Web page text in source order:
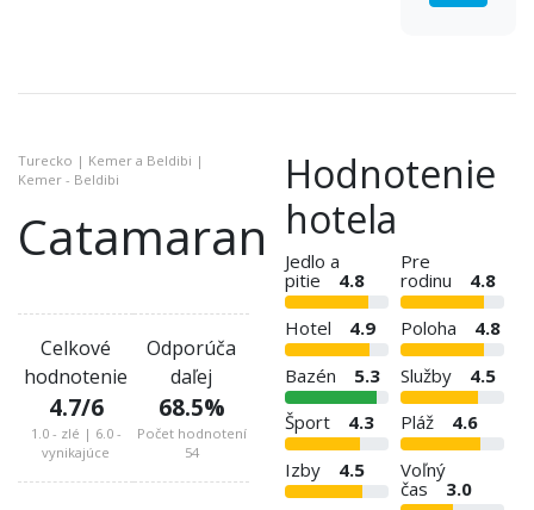
Turecko | Kemer a Beldibi |
Kemer - Beldibi
Catamaran
Celkové
hodnotenie
4.7/6
1.0 - zlé | 6.0 -
vynikajúce
Odporúča
daľej
68.5%
Počet hodnotení
54
Hodnotenie
hotela
Jedlo a
pitie
4.8
Pre
rodinu
4.8
Hotel
4.9 Poloha
4.8
Bazén
5.3 Služby
4.5
Šport
4.3 Pláž
4.6
Izby
4.5
Voľný
čas
3.0